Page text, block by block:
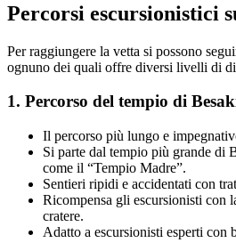
Percorsi escursionistici
Per raggiungere la vetta si possono
ognuno dei quali offre diversi livelli di
1. Percorso del tempio di
Il percorso più lungo e
Si parte dal tempio più grande di
come il “Tempio Madre”.
Sentieri ripidi e accidentati con
Ricompensa gli escursionisti con
cratere.
Adatto a escursionisti esperti con